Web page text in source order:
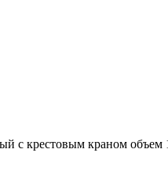
с крестовым краном объем